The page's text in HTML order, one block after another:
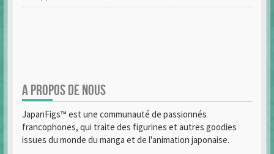
A PROPOS DE NOUS
JapanFigs™ est une communauté de passionnés
francophones, qui traite des figurines et autres goodies
issues du monde du manga et de l'animation japonaise.